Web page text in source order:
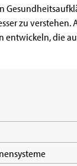
zu verstehen.
entwickeln, die